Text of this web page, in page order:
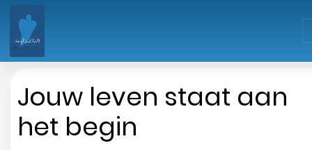
Jouw leven staat aan
het begin